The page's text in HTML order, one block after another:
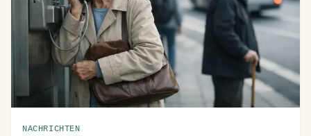
NACHRICHTEN